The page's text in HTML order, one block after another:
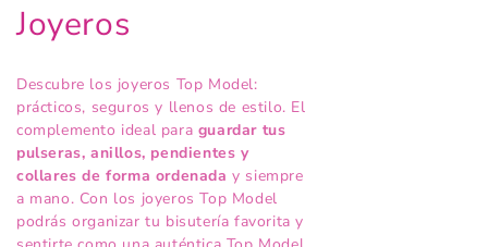
C
o
l
e
c
c
Joyeros
Descubre los joyeros Top Model:
prácticos, seguros y llenos de estilo. El
complemento ideal para guardar tus
pulseras, anillos, pendientes y
collares de forma ordenada y siempre
a mano. Con los joyeros Top Model
podrás organizar tu bisutería favorita y